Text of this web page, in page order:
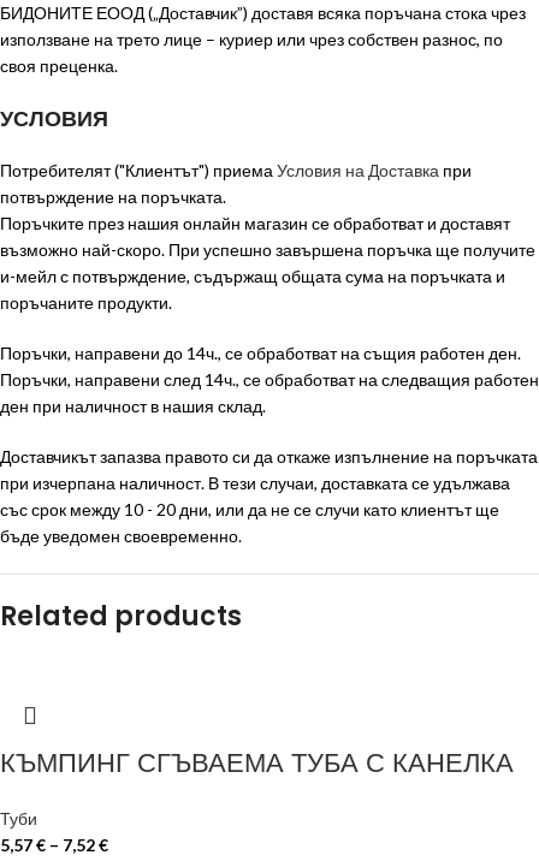
БИДОНИТЕ ЕООД („Доставчик”) доставя всяка поръчана стока чрез
използване на трето лице – куриер или чрез собствен разнос, по
своя преценка.
УСЛОВИЯ
Потребителят ("Клиентът") приема Условия на Доставка при
потвърждение на поръчката.
Поръчките през нашия онлайн магазин се обработват и доставят
възможно най-скоро. При успешно завършена поръчка ще получите
и-мейл с потвърждение, съдържащ общата сума на поръчката и
поръчаните продукти.
Поръчки, направени до 14ч., се обработват на същия работен ден.
Поръчки, направени след 14ч., се обработват на следващия работен
ден при наличност в нашия склад.
Доставчикът запазва правото си да откаже изпълнение на поръчката
при изчерпана наличност. В тези случаи, доставката се удължава
със срок между 10 - 20 дни, или да не се случи като клиентът ще
бъде уведомен своевременно.
Related products
КЪМПИНГ СГЪВАЕМА ТУБА С КАНЕЛКА
Туби
5,57€ – 7,52€